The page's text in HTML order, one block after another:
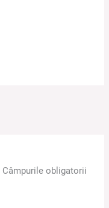
Câmpurile obligatorii